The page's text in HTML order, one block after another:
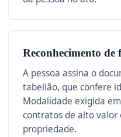
Reconhecimento
A pessoa assina o
tabelião, que confere
Modalidade exigida
contratos de alto valor
propriedade.